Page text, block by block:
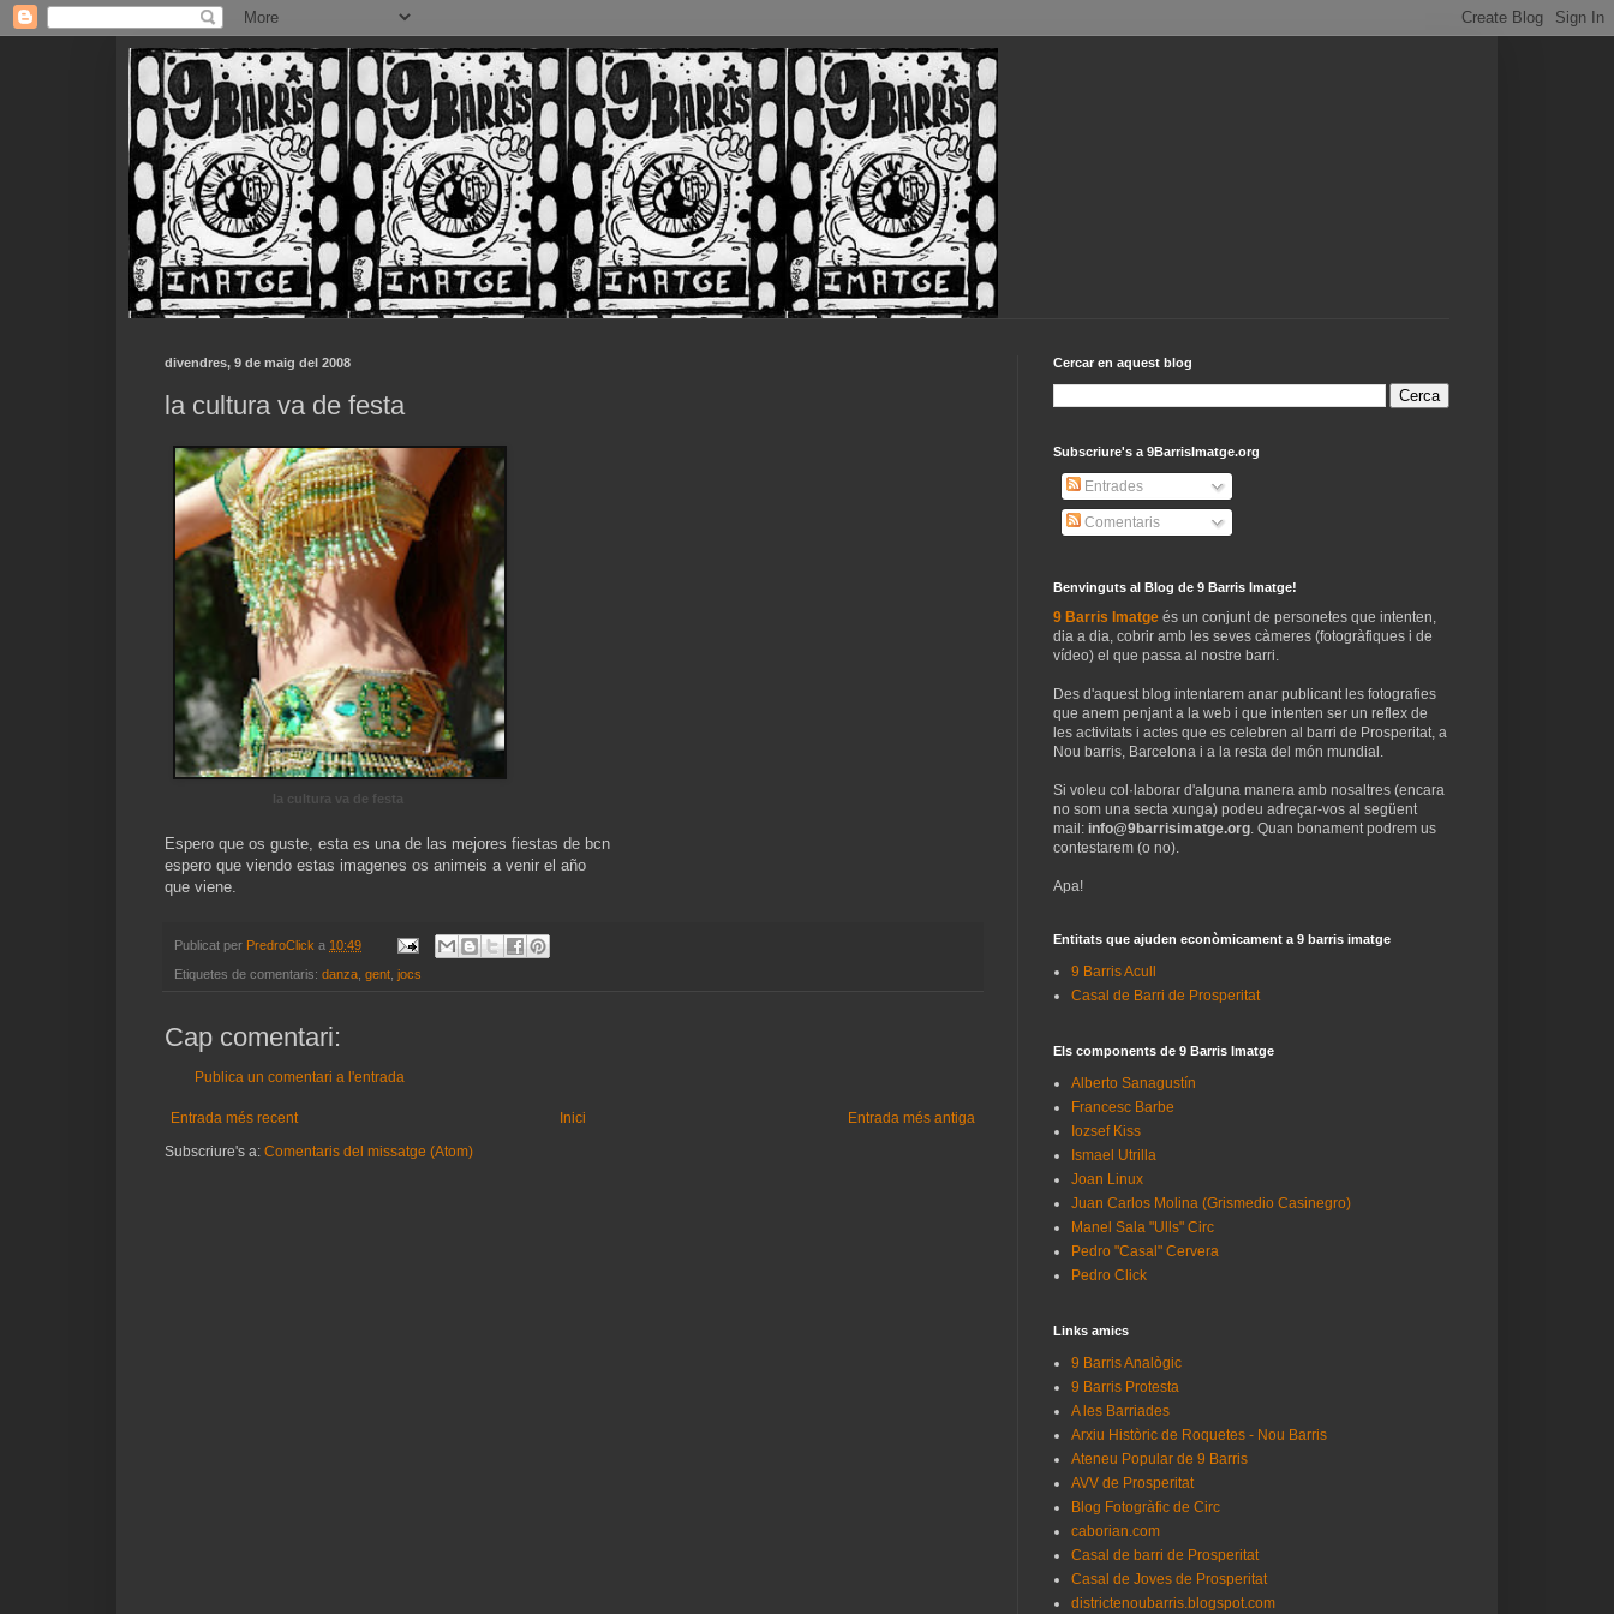
divendres, 9 de maig del 2008
la cultura va de festa
la cultura va de festa
Espero que os guste, esta es una de las mejores fiestas de bcn
espero que viendo estas imagenes os animeis a venir el año
que viene.
Publicat per PredroClick a 10:49
Etiquetes de comentaris: danza gent jocs
Cap comentari:
Publica un comentari a l'entrada
Entrada més recent Entrada més antiga
Inici
Subscriure's a: Comentaris del missatge (Atom)
Cercar en aquest blog
Subscriure's a 9BarrisImatge.org
Entrades
Comentaris
Benvinguts al Blog de 9 Barris Imatge!
9 Barris Imatge és un conjunt de personetes que intenten,
dia a dia, cobrir amb les seves càmeres (fotogràfiques i de
vídeo) el que passa al nostre barri.
Des d'aquest blog intentarem anar publicant les fotografies
que anem penjant a la web i que intenten ser un reflex de
les activitats i actes que es celebren al barri de Prosperitat, a
Nou barris, Barcelona i a la resta del món mundial.
Si voleu col·laborar d'alguna manera amb nosaltres (encara
no som una secta xunga) podeu adreçar-vos al següent
mail: info@9barrisimatge.org. Quan bonament podrem us
contestarem (o no).
Apa!
Entitats que ajuden econòmicament a 9 barris imatge
9 Barris Acull
Casal de Barri de Prosperitat
Els components de 9 Barris Imatge
Alberto Sanagustín
Francesc Barbe
Iozsef Kiss
Ismael Utrilla
Joan Linux
Juan Carlos Molina (Grismedio Casinegro)
Manel Sala "Ulls" Circ
Pedro "Casal" Cervera
Pedro Click
Links amics
9 Barris Analògic
9 Barris Protesta
A les Barriades
Arxiu Històric de Roquetes - Nou Barris
Ateneu Popular de 9 Barris
AVV de Prosperitat
Blog Fotogràfic de Circ
caborian.com
Casal de barri de Prosperitat
Casal de Joves de Prosperitat
districtenoubarris.blogspot.com